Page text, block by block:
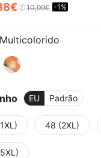
AND
10,99€ -1%
Multicolorido
EU Padrão
48 (2XL)